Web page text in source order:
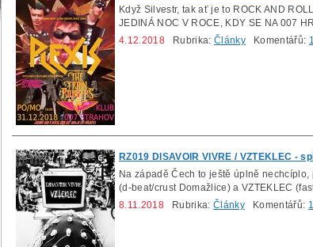
Když Silvestr, tak ať je to ROCK AND
JEDINÁ NOC V ROCE, KDY SE NA 007
4.12.2018 Rubrika:Články Komentářů: 1
RZ019 DISAVOIR VIVRE / VZTEKLEC -
Na západě Čech to ještě úplně
(d-beat/crust Domažlice) a VZTEKLEC
8.11.2018 Rubrika:Články Komentářů: 1